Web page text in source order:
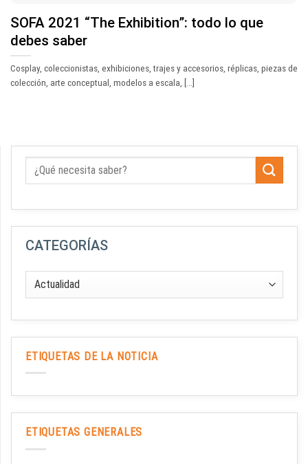
SOFA 2021 “The Exhibition”: todo lo que
debes saber
Cosplay, coleccionistas, exhibiciones, trajes y accesorios, réplicas, piezas de
colección, arte conceptual, modelos a escala, [...]
CATEGORÍAS
ETIQUETAS DE LA NOTICIA
ETIQUETAS GENERALES